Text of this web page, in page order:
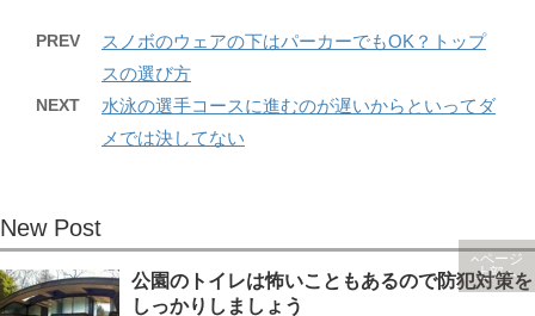
PREV
スノボのウェアの下はパーカーでもOK？トップ
スの選び方
NEXT
水泳の選手コースに進むのが遅いからといってダ
メでは決してない
New Post
公園のトイレは怖いこともあるので防犯対策を
しっかりしましょう
ページ
上部へ